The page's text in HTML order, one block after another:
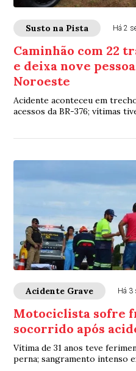
Susto na Pista Há 2
Caminhão com 22
e deixa nove
Noroeste
Acidente aconteceu em
acessos da BR-376; vítimas
Acidente Grave Há 3
Motociclista sofre
socorrido após
Vítima de 31 anos teve
perna; sangramento intenso